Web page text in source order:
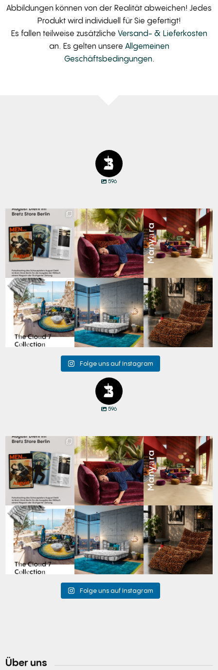
Abbildungen können von der Realität abweichen! Jedes
Produkt wird individuell für Sie gefertigt!
Es fallen teilweise zusätzliche Versand- & Lieferkosten
an. Es gelten unsere Allgemeinen
Geschäftsbedingungen.
596
und Design:
Schauspieler August...
42 7
Den Kopf anlehnen. Die
Gedanken auf Reisen...
69 2
Manyara. Inspiriert von
der Weite Afrikas....
59 2
Für jeden Lieblingsplatz
die passende Cloud.
☁️...
63 1
Cloud 7 – nicht nur zum
Sitzen, sondern auch
zum...
151 3
A bold statement. A
quiet retreat.
Mit unserem...
205 4
Folge uns auf Instagram
596
Zwischen Charakter
und Design:
Schauspieler August...
42 7
Den Kopf anlehnen. Die
Gedanken auf Reisen...
69 2
Manyara. Inspiriert von
der Weite Afrikas....
59 2
Für jeden Lieblingsplatz
die passende Cloud.
☁️...
63 1
Cloud 7 – nicht nur zum
Sitzen, sondern auch
zum...
151 3
A bold statement. A
quiet retreat.
Mit unserem...
205 4
Folge uns auf Instagram
Über uns